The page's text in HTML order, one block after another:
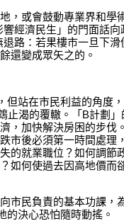
，或會鼓動專業界和學
經濟民生」的門面話
路：若果樓市一旦下
還變成眾矢之的。
站在市民利益的角度
止渴的覆轍。「B計劃
，加快解決房困的步伐
市後必須第一時間處理
的就業職位？如何調節
如何使過去因高地價而
市民負責的基本功課，
的決心恐怕隨時動搖。